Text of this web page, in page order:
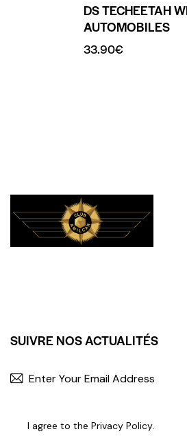
DS TECHEETAH
AUTOMOBILES
33.90€
SUIVRE NOS ACTUALITÉS
I agree to the Privacy Policy.